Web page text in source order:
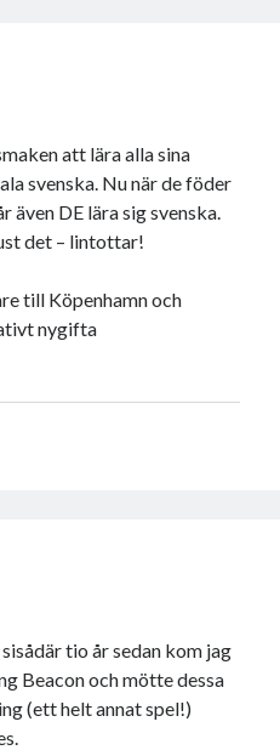
att lära alla sina
svenska. Nu när de föder
även DE lära sig svenska.
det – lintottar!
till Köpenhamn och
nygifta
tio år sedan kom jag
Beacon och mötte dessa
(ett helt annat spel!)